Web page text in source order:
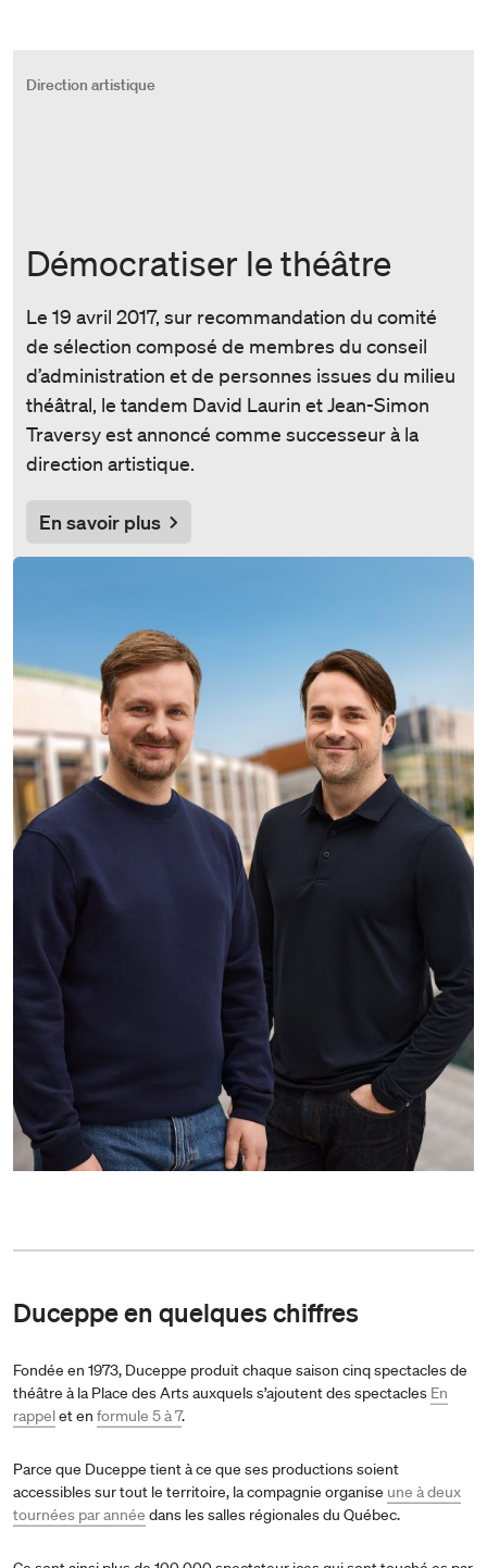
Direction artistique
Démocratiser le théâtre
Le 19 avril 2017, sur recommandation du comité
de sélection composé de membres du conseil
d’administration et de personnes issues du milieu
théâtral, le tandem David Laurin et Jean-Simon
Traversy est annoncé comme successeur à la
direction artistique.
En savoir plus
Duceppe en quelques chiffres
Fondée en 1973, Duceppe produit chaque saison cinq spectacles de
théâtre à la Place des Arts auxquels s’ajoutent des spectacles En
rappelet en formule 5 à 7.
Parce que Duceppe tient à ce que ses productions soient
accessibles sur tout le territoire, la compagnie organise une à deux
tournées par année dans les salles régionales du Québec.